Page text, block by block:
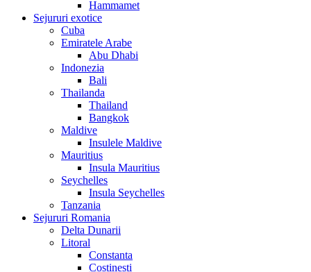
Hammamet
Sejururi exotice
Cuba
Emiratele Arabe
Abu Dhabi
Indonezia
Bali
Thailanda
Thailand
Bangkok
Maldive
Insulele Maldive
Mauritius
Insula Mauritius
Seychelles
Insula Seychelles
Tanzania
Sejururi Romania
Delta Dunarii
Litoral
Constanta
Costinesti